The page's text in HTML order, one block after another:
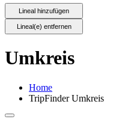
Umkreis
Home
TripFinder Umkreis